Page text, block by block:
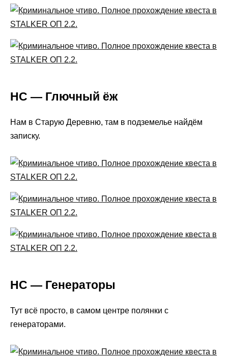
НС — Глючный ёж
Нам в Старую Деревню, там в подземелье найдём
записку.
НС — Генераторы
Тут всё просто, в самом центре полянки с
генераторами.